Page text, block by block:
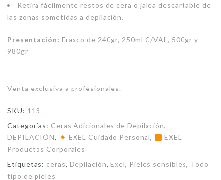
Retira fácilmente restos de cera o jalea descartable de
las zonas sometidas a depilación.
Presentación: Frasco de 240gr, 250ml C/VAL, 500gr y
980gr
Venta exclusiva a profesionales.
SKU: 113
Categorías: Ceras Adicionales de Depilación,
DEPILACIÓN, EXEL Cuidado Personal,
EXEL
Productos Corporales
Etiquetas: ceras, Depilación, Exel, Pieles sensibles, Todo
tipo de pieles